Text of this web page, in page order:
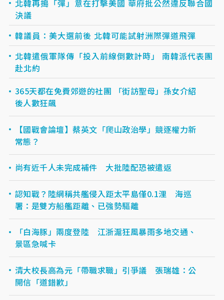
北韓再搗「彈」意在打擊美國 華府批公然違反聯合國
決議
韓議員：美大選前後 北韓可能試射洲際彈道飛彈
北韓遣俄軍隊傳「投入前線倒數計時」 南韓派代表團
赴北約
365天都在免費郊遊的社團 「街訪聖母」孫女介紹
後人數狂飆
【國戰會論壇】蔡英文「爬山政治學」競逐權力新
常態？
尚有近千人未完成補件 大批陸配恐被遣返
認知戰？陸網稱共艦侵入距太平島僅0.1浬 海巡
署：是雙方船艦距離、已強勢驅離
「白海豚」兩度登陸 江浙滬狂風暴雨多地交通、
景區急喊卡
清大校長高為元「帶職求職」引爭議 張瑞雄：公
開信「道錯歉」